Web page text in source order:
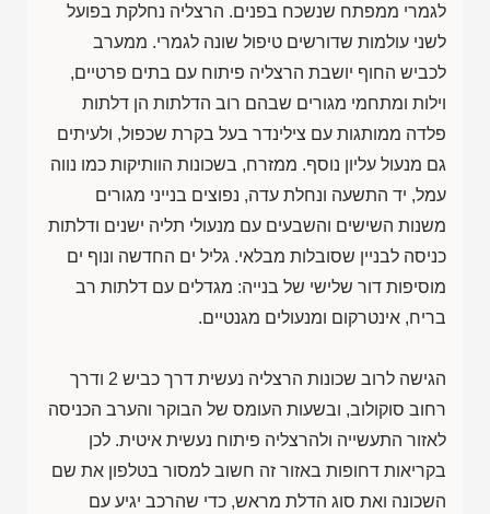
לגמרי ממפתח שנשכח בפנים. הרצליה נחלקת בפועל
לשני עולמות שדורשים טיפול שונה לגמרי. ממערב
לכביש החוף יושבת הרצליה פיתוח עם בתים פרטיים,
וילות ומתחמי מגורים שבהם רוב הדלתות הן דלתות
פלדה ממותגות עם צילינדר בעל בקרת שכפול, ולעיתים
גם מנעול עליון נוסף. ממזרח, בשכונות הוותיקות כמו נווה
עמל, יד התשעה ונחלת עדה, נפוצים בנייני מגורים
משנות השישים והשבעים עם מנעולי תליה ישנים ודלתות
כניסה לבניין שסובלות מבלאי. גליל ים החדשה ונוף ים
מוסיפות דור שלישי של בנייה: מגדלים עם דלתות רב
בריח, אינטרקום ומנעולים מגנטיים.
הגישה לרוב שכונות הרצליה נעשית דרך כביש 2 ודרך
רחוב סוקולוב, ובשעות העומס של הבוקר והערב הכניסה
לאזור התעשייה ולהרצליה פיתוח נעשית איטית. לכן
בקריאות דחופות באזור זה חשוב למסור בטלפון את שם
השכונה ואת סוג הדלת מראש, כדי שהרכב יגיע עם